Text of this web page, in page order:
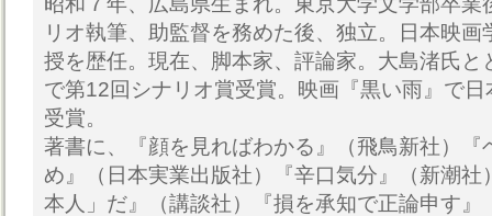
リオ執筆、助監督を務めた後、独立。日本映
授を歴任。現在、脚本家、評論家。大島渚氏と
で第12回シナリオ賞受賞。映画『黒い雨』で
受賞。
著書に、『顔を見ればわかる』（飛鳥新社）『
め』（日本実業出版社）『辛口気分』（新潮社
本人」だ』（講談社）『損を承知で正論申す』